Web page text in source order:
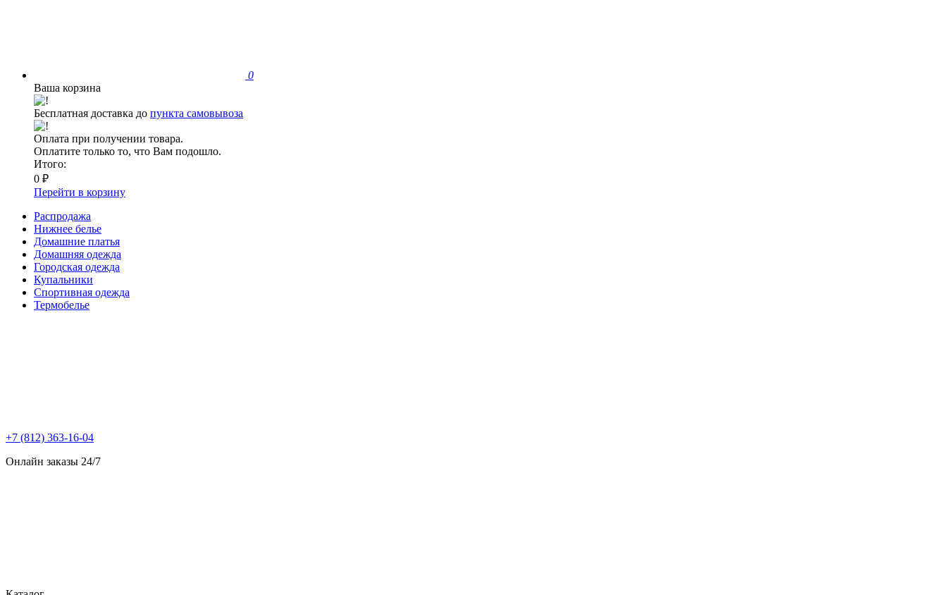
0
Ваша корзина
Бесплатная доставка до пункта самовывоза
Оплата при получении товара.
Оплатите только то, что Вам подошло.
Итого:
0 ₽
Перейти в корзину
Распродажа
Нижнее белье
Домашние платья
Домашняя одежда
Городская одежда
Купальники
Спортивная одежда
Термобелье
+7 (812) 363-16-04
Онлайн заказы 24/7